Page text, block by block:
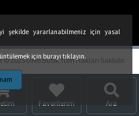
© 2025 DMB Butik Tüm Hakları Saklıdır.
Favorilerim Ara
şekilde yararlanabilmeniz için yasal
için burayı tıklayın.